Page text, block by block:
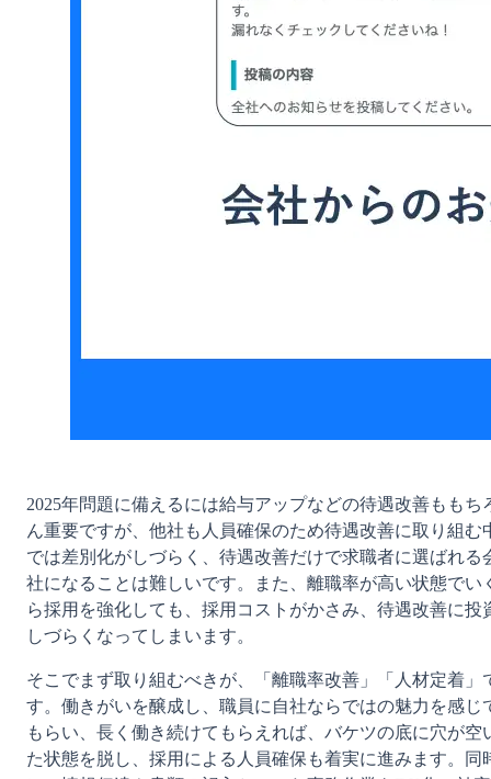
2025年問題に備えるには給与アップなどの待遇改善ももち
ん重要ですが、他社も人員確保のため待遇改善に取り組む
では差別化がしづらく、待遇改善だけで求職者に選ばれる
社になることは難しいです。また、離職率が高い状態でい
ら採用を強化しても、採用コストがかさみ、待遇改善に投
しづらくなってしまいます。
そこでまず取り組むべきが、「離職率改善」「人材定着」
す。働きがいを醸成し、職員に自社ならではの魅力を感じ
もらい、長く働き続けてもらえれば、バケツの底に穴が空
た状態を脱し、採用による人員確保も着実に進みます。同